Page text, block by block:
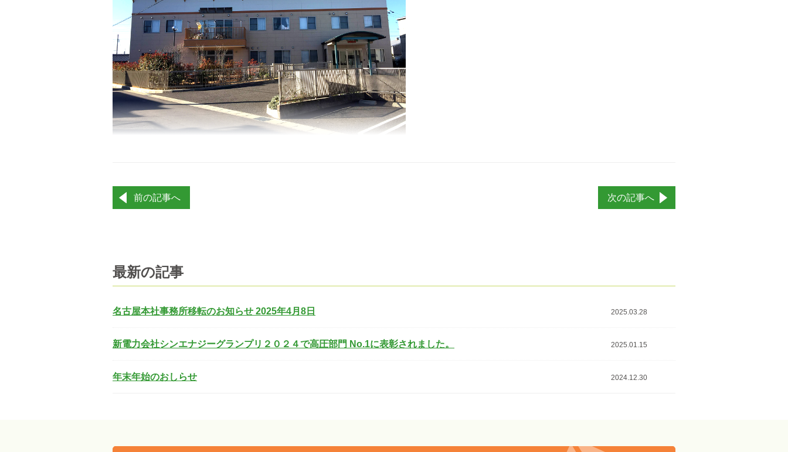
稿
ー
シ
ン
前の記事へ 次の記事へ
最新の記事
2025.03.28
名古屋本社事務所移転のお知らせ 2025年4月8日
2025.01.15
新電力会社シンエナジーグランプリ２０２４で高圧部門 No.1に表彰されました。
2024.12.30
年末年始のおしらせ